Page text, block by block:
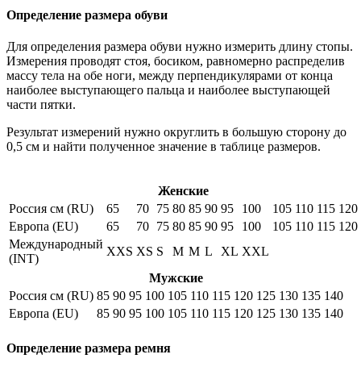
Определение размера обуви
Для определения размера обуви нужно измерить длину стопы.
Измерения проводят стоя, босиком, равномерно распределив
массу тела на обе ноги, между перпендикулярами от конца
наиболее выступающего пальца и наиболее выступающей
части пятки.
Результат измерений нужно округлить в большую сторону до
0,5 см и найти полученное значение в таблице размеров.
Женские
Россия см (RU)
65 70 75 80 85 90 95 100 105 110 115 120
Европа (EU)
65 70 75 80 85 90 95 100 105 110 115 120
Международный
(INT)
XXS XS S M M L XL XXL
Мужские
Россия см (RU) 85 90 95 100 105 110 115 120 125 130 135 140
Европа (EU)
85 90 95 100 105 110 115 120 125 130 135 140
Определение размера ремня